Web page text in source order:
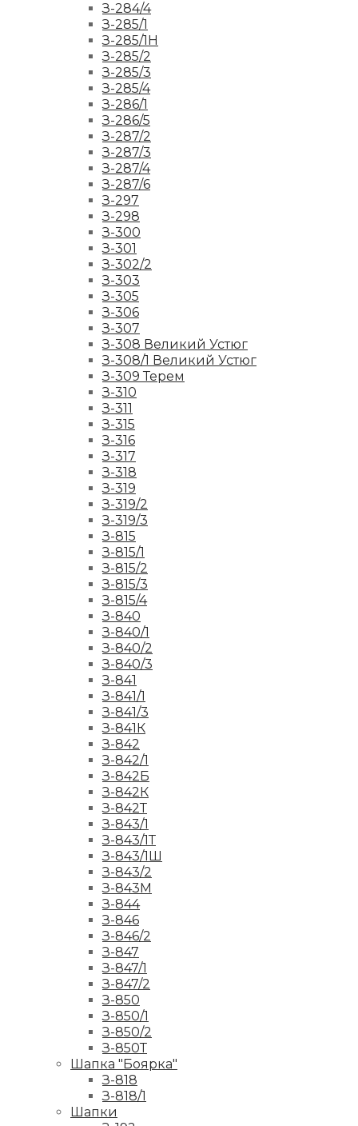
З-284/4
З-285/1
З-285/1Н
З-285/2
З-285/3
З-285/4
З-286/1
З-286/5
З-287/2
З-287/3
З-287/4
З-287/6
З-297
З-298
З-300
З-301
З-302/2
З-303
З-305
З-306
З-307
З-308 Великий Устюг
З-308/1 Великий Устюг
З-309 Терем
З-310
З-311
З-315
З-316
З-317
З-318
З-319
З-319/2
З-319/3
З-815
З-815/1
З-815/2
З-815/3
З-815/4
З-840
З-840/1
З-840/2
З-840/3
З-841
З-841/1
З-841/3
З-841К
З-842
З-842/1
З-842Б
З-842К
З-842Т
З-843/1
З-843/1Т
З-843/1Ш
З-843/2
З-843М
З-844
З-846
З-846/2
З-847
З-847/1
З-847/2
З-850
З-850/1
З-850/2
З-850Т
Шапка "Боярка"
З-818
З-818/1
Шапки